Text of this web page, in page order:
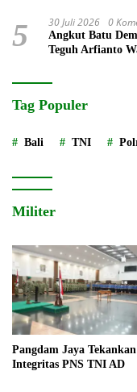
5 30 Juli 2026 0
Angkut Batu
Teguh Arfianto
Tag Populer
Bali TNI
Militer
Pangdam Jaya Tekankan
Integritas PNS TNI AD